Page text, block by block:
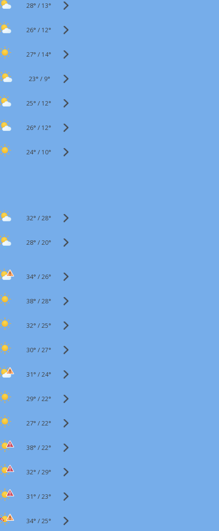
28° / 13°
26° / 12°
27° / 14°
23° / 9°
25° / 12°
26° / 12°
24° / 10°
32° /28°
28° /20°
34° /26°
38° /28°
32° /25°
30° /27°
31° /24°
29° /22°
27° /22°
38° /22°
32° /29°
31° /23°
34° /25°